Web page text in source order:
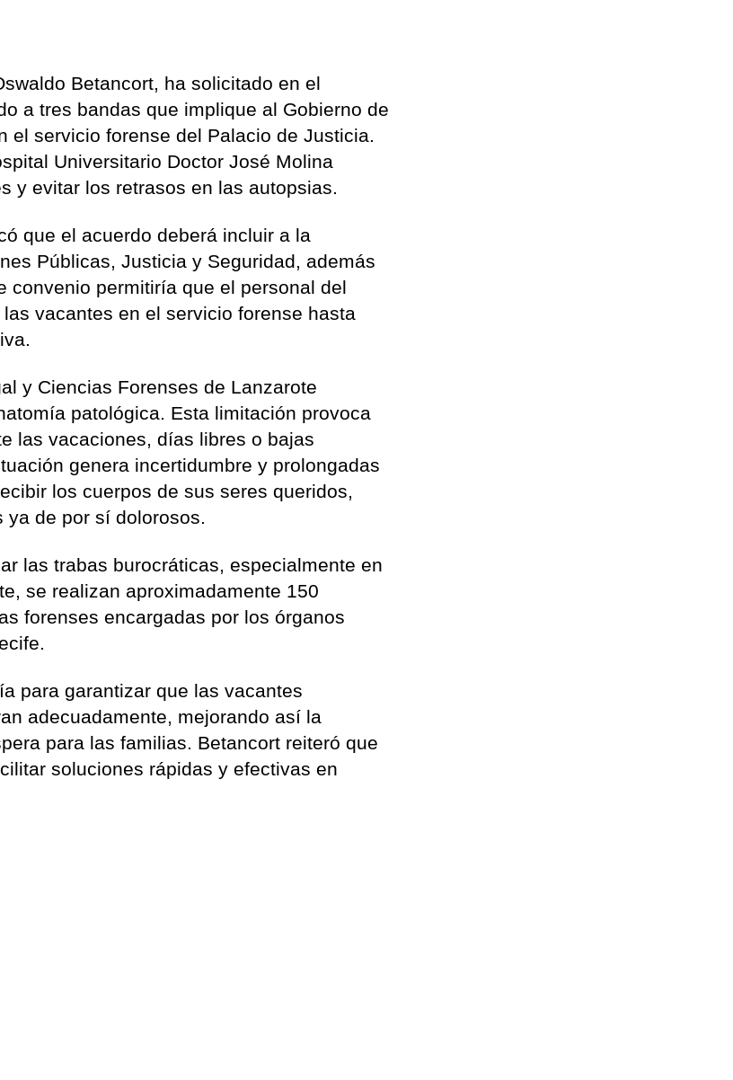
Betancort, ha solicitado en el
a tres bandas que implique al Gobierno de
el servicio forense del Palacio de Justicia.
Universitario Doctor José Molina
y evitar los retrasos en las autopsias.
que el acuerdo deberá incluir a la
Públicas, Justicia y Seguridad, además
convenio permitiría que el personal del
vacantes en el servicio forense hasta
y Ciencias Forenses de Lanzarote
patológica. Esta limitación provoca
las vacaciones, días libres o bajas
genera incertidumbre y prolongadas
los cuerpos de sus seres queridos,
ya de por sí dolorosos.
las trabas burocráticas, especialmente en
se realizan aproximadamente 150
forenses encargadas por los órganos
para garantizar que las vacantes
adecuadamente, mejorando así la
para las familias. Betancort reiteró que
soluciones rápidas y efectivas en